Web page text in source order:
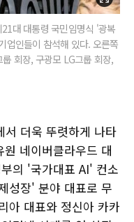
대 대통령 국민임명식 '광복
업인들이 참석해 있다. 오른쪽
회장, 구광모 LG그룹 회장,
서 더욱 뚜렷하게 나타
네이버클라우드 대
의 '국가대표 AI' 컨소
성장' 분야 대표로 무
아 대표와 정신아 카카